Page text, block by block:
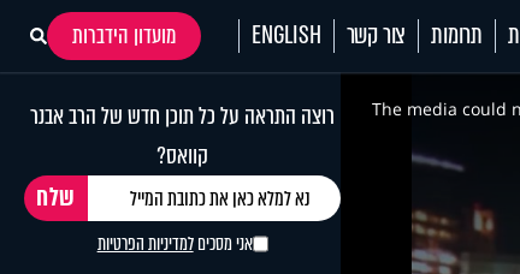
תרומות צור קשר ENGLISH
מועדון הידברות
This
modalThe media could
רוצה התראה על כל תוכן חדש של הרב אבנר
קוואס?
אני מסכיםלמדיניות הפרטיות